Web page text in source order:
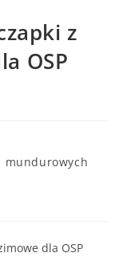
z
OSP
mundurowych
dla OSP